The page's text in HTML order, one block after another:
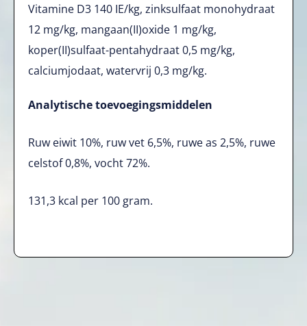
Vitamine D3 140 IE/kg, zinksulfaat monohydraat
12 mg/kg, mangaan(II)oxide 1 mg/kg,
koper(II)sulfaat-pentahydraat 0,5 mg/kg,
calciumjodaat, watervrij 0,3 mg/kg.
Analytische toevoegingsmiddelen
Ruw eiwit 10%, ruw vet 6,5%, ruwe as 2,5%, ruwe
celstof 0,8%, vocht 72%.
131,3 kcal per 100 gram.